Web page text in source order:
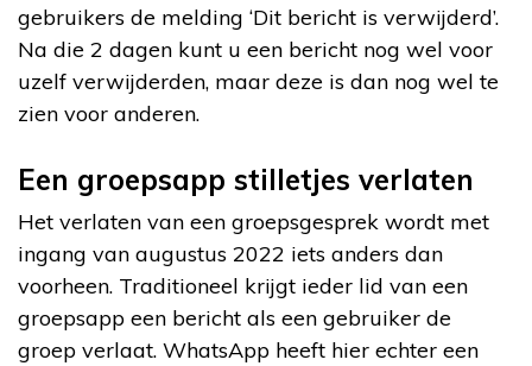
gebruikers de melding ‘Dit bericht is verwijderd’.
Na die 2 dagen kunt u een bericht nog wel voor
uzelf verwijderden, maar deze is dan nog wel te
zien voor anderen.
Een groepsapp stilletjes verlaten
Het verlaten van een groepsgesprek wordt met
ingang van augustus 2022 iets anders dan
voorheen. Traditioneel krijgt ieder lid van een
groepsapp een bericht als een gebruiker de
groep verlaat. WhatsApp heeft hier echter een